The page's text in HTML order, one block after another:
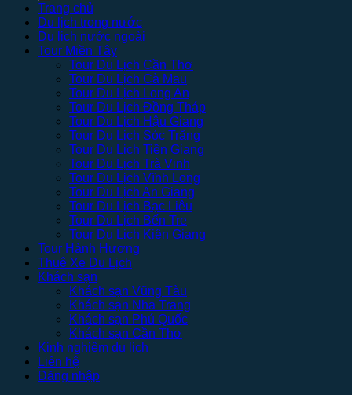
Trang chủ
Du lịch trong nước
Du lịch nước ngoài
Tour Miền Tây
Tour Du Lịch Cần Thơ
Tour Du Lịch Cà Mau
Tour Du Lịch Long An
Tour Du Lịch Đồng Tháp
Tour Du Lịch Hậu Giang
Tour Du Lịch Sóc Trăng
Tour Du Lịch Tiền Giang
Tour Du Lịch Trà Vinh
Tour Du Lịch Vĩnh Long
Tour Du Lịch An Giang
Tour Du Lịch Bạc Liêu
Tour Du Lịch Bến Tre
Tour Du Lịch Kiên Giang
Tour Hành Hương
Thuê Xe Du Lịch
Khách sạn
Khách sạn Vũng Tàu
Khách sạn Nha Trang
Khách sạn Phú Quốc
Khách sạn Cần Thơ
Kinh nghiệm du lịch
Liên hệ
Đăng nhập